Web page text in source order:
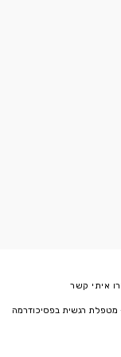
איתי קשר
– מטפלת רגשית בפסיכודרמה